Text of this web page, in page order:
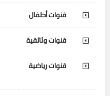
قنوات أطفال
قنوات وثائقية
قنوات رياضية